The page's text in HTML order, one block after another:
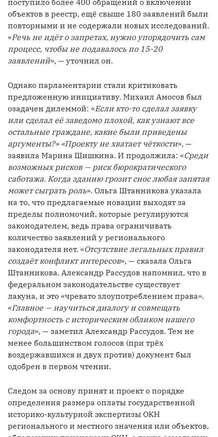
поступило более 400 обращений о включении
объектов в реестр, ещё свыше 180 заявлений были
повторными и не содержали новых исследований.
«Речь не идёт о запретах, нужно упорядочить сам
процесс, чтобы не подавалось по 15-20
заявлений», — уточнил он.
Однако парламентарии стали критиковать
предложенную инициативу. Михаил Амосов был
озадачен дилеммой: «Если кто-то сделал заявку
или сделал её заведомо плохой, как узнают все
остальные граждане, какие были приведены
аргументы?» «Проекту не хватает чёткости», —
заявила Марина Шишкина. И продолжила: «Среди
возможных рисков — риск бюрократического
саботажа. Когда зданию грозит снос любая запятая
может сыграть роль». Ольга Штанникова указала
на то, что предлагаемые новации выходят за
пределы полномочий, которые регулируются
законодателем, ведь права ограничивать
количество заявлений у регионального
законодателя нет. «Отсутствие легальных правил
создаёт конфликт интересов», — сказала Ольга
Штанникова. Александр Рассудов напомнил, что в
федеральном законодательстве существует
лакуна, и это «чревато злоупотреблением права».
«Главное — научиться диалогу и совмещать
комфортность с историческим обликом нашего
города», — заметил Александр Рассудов. Тем не
менее большинством голосов (при трёх
воздержавшихся и двух против) документ был
одобрен в первом чтении.
Следом за основу принят и проект о порядке
определения размера оплаты государственной
историко-культурной экспертизы ОКН
регионального и местного значения или объектов,